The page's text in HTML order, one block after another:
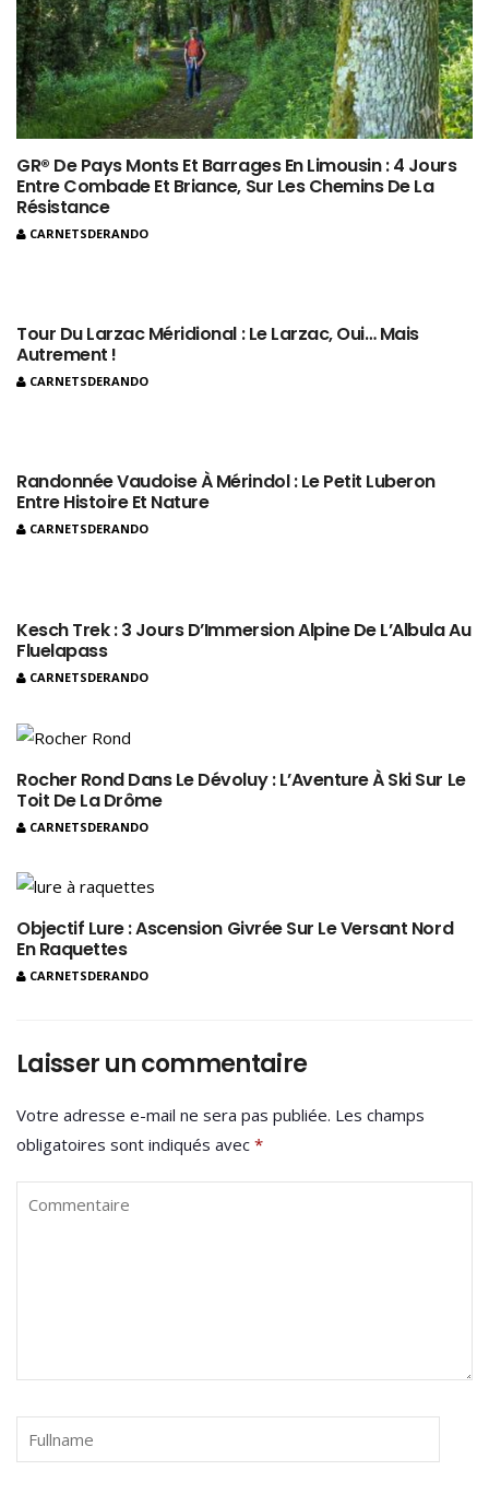
GR® De Pays Monts Et Barrages En Limousin : 4 Jours
Entre Combade Et Briance, Sur Les Chemins De La
Résistance
CARNETSDERANDO
Tour Du Larzac Méridional : Le Larzac, Oui… Mais
Autrement !
CARNETSDERANDO
Randonnée Vaudoise À Mérindol : Le Petit Luberon
Entre Histoire Et Nature
CARNETSDERANDO
Kesch Trek : 3 Jours D’Immersion Alpine De L’Albula Au
Fluelapass
CARNETSDERANDO
Rocher Rond Dans Le Dévoluy : L’Aventure À Ski Sur Le
Toit De La Drôme
CARNETSDERANDO
Objectif Lure : Ascension Givrée Sur Le Versant Nord
En Raquettes
CARNETSDERANDO
Laisser un commentaire
Votre adresse e-mail ne sera pas publiée. Les champs
obligatoires sont indiqués avec *